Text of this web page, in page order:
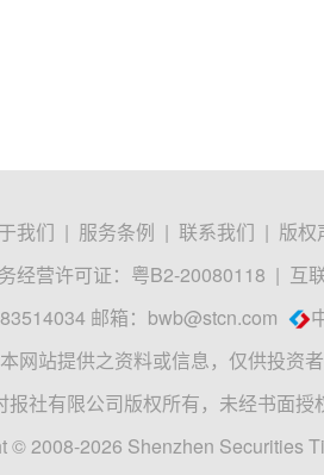
我们 | 服务条例 | 联系我们 | 版权
经营许可证：粤B2-20080118 | 互
邮箱： bwb@stcn.com
本网站提供之资料或信息，仅供投资
报社有限公司版权所有，未经书面授
© 2008-2026 Shenzhen Securities